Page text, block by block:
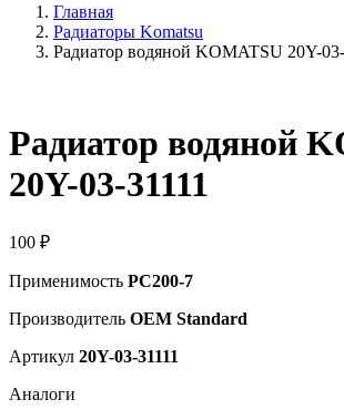
Главная
Радиаторы Komatsu
Радиатор водяной KOMATSU 20Y-03-
Радиатор водяной
20Y-03-31111
100 ₽
Применимость PC200-7
Производитель OEM Standard
Артикул 20Y-03-31111
Аналоги